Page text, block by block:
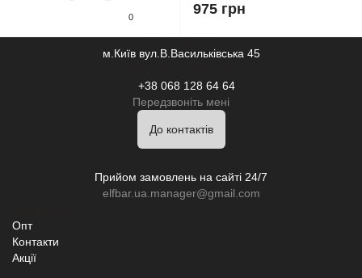
0 975 грн
Наша адреса:
м.Київ вул.В.Васильківська 45
+38 068 128 64 64
Передзвоніть мені
До контактів
Прийом замовлень на сайті 24/7
elfbar.ua.manager@gmail.com
Опт
Контакти
Акції